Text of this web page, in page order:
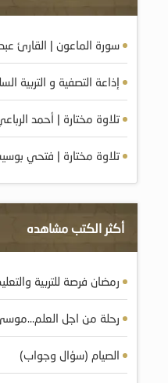
سورة الماعون | القارئ
إذاعة التصفية و التربية
تلاوة مختارة | أحمد
تلاوة مختارة | فتحي
أكثر الكتب مشاهده
رمضان فرصة للتربية
رحلة من اجل
الصيام (سؤال وجواب)